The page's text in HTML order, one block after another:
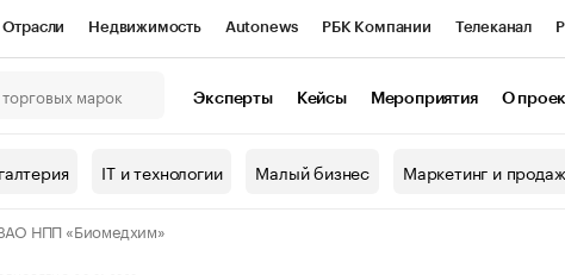
Отрасли Недвижимость Autonews РБК Компании Телеканал
Проверка контрагентов
Эксперты Кейсы Мероприятия О
IT и технологии Малый бизнес Маркетинг и
НПП «Биомедхим»